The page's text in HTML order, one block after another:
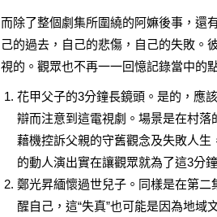
而除了整個劇集所圍繞的阿嫲後事，還
己的過去，自己的悲傷，自己的失敗。
視的。觀眾也不再一一回憶記錄當中的
花甲父子的3分鐘長鏡頭。是的，應
辯而注意到這電視劇。場景是在村
藉機控訴父親的守舊觀念及失敗人
的動人演出實在讓觀眾就為了這3分
鄭光昇緬懷過世兒子。同樣是在第
醒自己，這“失真”也可能是因為地